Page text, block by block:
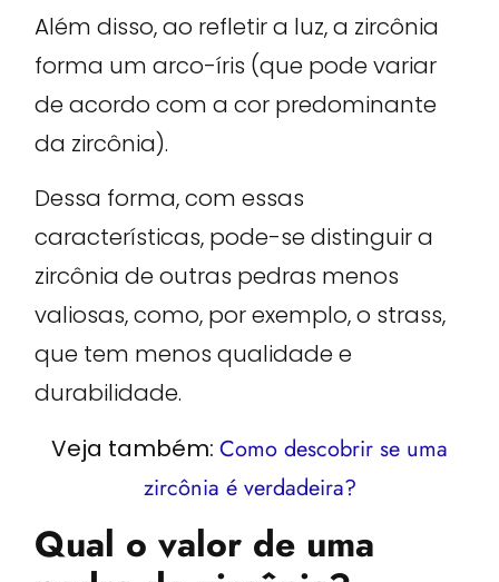
Além disso, ao refletir a luz, a zircônia
forma um arco-íris (que pode variar
de acordo com a cor predominante
da zircônia).
Dessa forma, com essas
características, pode-se distinguir a
zircônia de outras pedras menos
valiosas, como, por exemplo, o strass,
que tem menos qualidade e
durabilidade.
Veja também: Como descobrir se uma
zircônia é verdadeira?
Qual o valor de uma